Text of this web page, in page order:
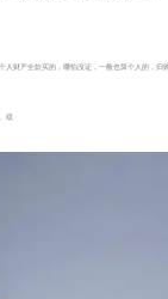
财产全款买的，哪怕没证，一般也算个人的，归购
双